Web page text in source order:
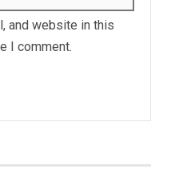
and website in this
I comment.